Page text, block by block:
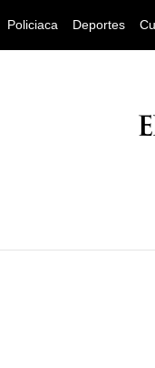
Policiaca Deportes